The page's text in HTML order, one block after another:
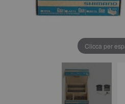
Clicca per